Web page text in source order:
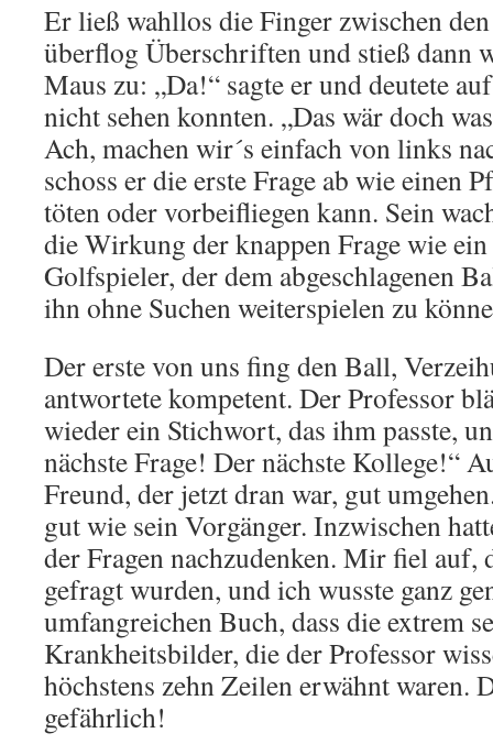
Er ließ wahllos die Finger zwischen
überflog Überschriften und stieß dann
Maus zu: „Da!“ sagte er und deutete
nicht sehen konnten. „Das wär doch
Ach, machen wir´s einfach von links
schoss er die erste Frage ab wie einen
töten oder vorbeifliegen kann. Sein
die Wirkung der knappen Frage wie
Golfspieler, der dem abgeschlagenen
ihn ohne Suchen weiterspielen zu
Der erste von uns fing den Ball,
antwortete kompetent. Der Professor
wieder ein Stichwort, das ihm passte,
nächste Frage! Der nächste Kollege!“
Freund, der jetzt dran war, gut
gut wie sein Vorgänger. Inzwischen
der Fragen nachzudenken. Mir fiel auf,
gefragt wurden, und ich wusste ganz
umfangreichen Buch, dass die extrem
Krankheitsbilder, die der Professor
höchstens zehn Zeilen erwähnt waren.
gefährlich!